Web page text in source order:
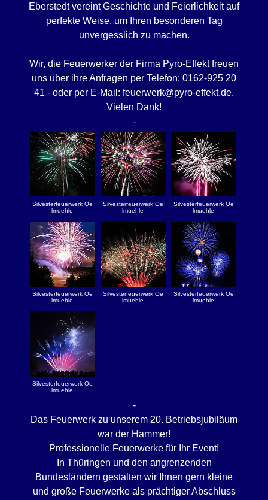
Eberstedt vereint Geschichte und Feierlichkeit auf
perfekte Weise, um Ihren besonderen Tag
unvergesslich zu machen.
Wir, die Feuerwerker der Firma Pyro-Effekt freuen
uns über ihre Anfragen per Telefon: 0162-925 20
41 - oder per E-Mail: feuerwerk@pyro-effekt.de.
Vielen Dank!
-
Silvesterfeuerwerk Oe
lmuehle
Silvesterfeuerwerk Oe
lmuehle
Silvesterfeuerwerk Oe
lmuehle
Silvesterfeuerwerk Oe
lmuehle
Silvesterfeuerwerk Oe
lmuehle
Silvesterfeuerwerk Oe
lmuehle
Silvesterfeuerwerk Oe
lmuehle
-
Das Feuerwerk zu unserem 20. Betriebsjubiläum
war der Hammer!
Professionelle Feuerwerke für Ihr Event!
In Thüringen und den angrenzenden
Bundesländern gestalten wir Ihnen gern kleine
und große Feuerwerke als prächtiger Abschluss